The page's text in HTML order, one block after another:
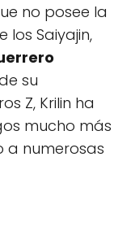
no posee la
Saiyajin,
su
Z, Krilin ha
mucho más
a numerosas